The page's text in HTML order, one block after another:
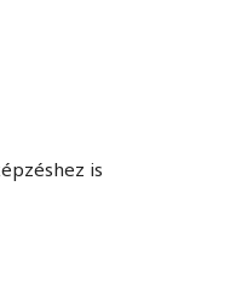
is